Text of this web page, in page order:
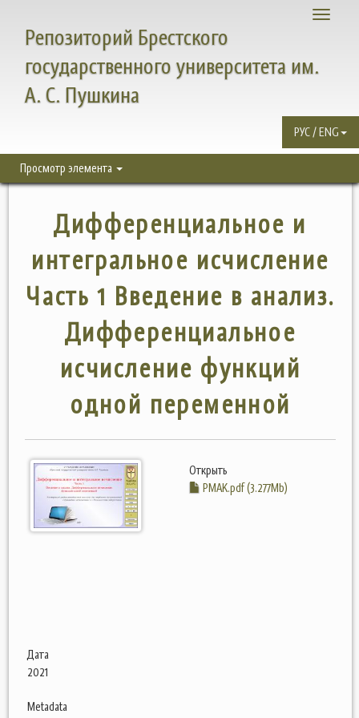
Toggle
Репозиторий Брестского
государственного университета им.
А. С. Пушкина
РУС / ENG
Просмотр элемента
Дифференциальное и
интегральное исчисление
Часть 1 Введение в анализ.
Дифференциальное
исчисление функций
одной переменной
Открыть
PMAK.pdf (3.277Mb)
Дата
2021
Metadata